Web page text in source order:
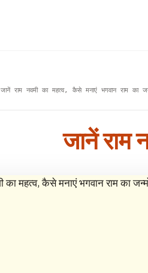
जानें राम नवमी का महत्व, कैसे मनाएं भगवान राम का
जानें राम